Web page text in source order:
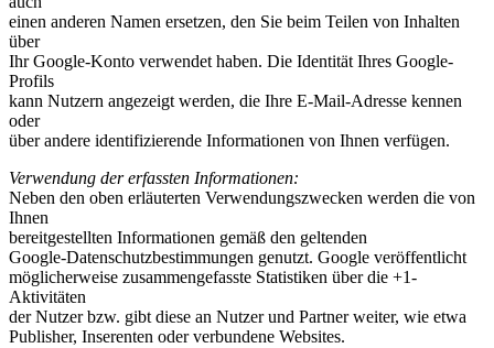
einen anderen Namen ersetzen, den Sie beim Teilen von Inhalten
über
Ihr Google-Konto verwendet haben. Die Identität Ihres Google-
Profils
kann Nutzern angezeigt werden, die Ihre E-Mail-Adresse kennen
oder
über andere identifizierende Informationen von Ihnen verfügen.
Verwendung der erfassten Informationen:
Neben den oben erläuterten Verwendungszwecken werden die von
Ihnen
bereitgestellten Informationen gemäß den geltenden
Google-Datenschutzbestimmungen genutzt. Google veröffentlicht
möglicherweise zusammengefasste Statistiken über die +1-
Aktivitäten
der Nutzer bzw. gibt diese an Nutzer und Partner weiter, wie etwa
Publisher, Inserenten oder verbundene Websites.